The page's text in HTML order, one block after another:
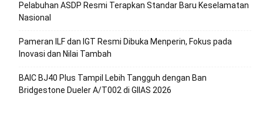
Pelabuhan ASDP Resmi Terapkan Standar Baru Keselamatan
Nasional
Pameran ILF dan IGT Resmi Dibuka Menperin, Fokus pada
Inovasi dan Nilai Tambah
BAIC BJ40 Plus Tampil Lebih Tangguh dengan Ban
Bridgestone Dueler A/T002 di GIIAS 2026